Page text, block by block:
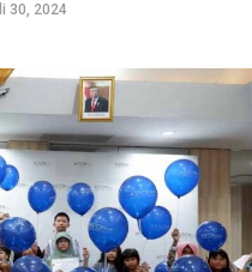
30, 2024